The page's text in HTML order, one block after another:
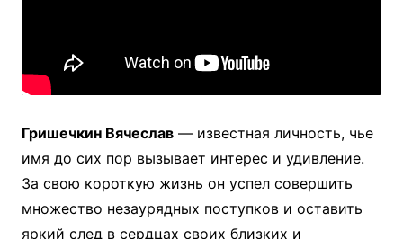
Гришечкин Вячеслав— известная личность, чье
имя до сих пор вызывает интерес и удивление.
За свою короткую жизнь он успел совершить
множество незаурядных поступков и оставить
яркий след в сердцах своих близких и